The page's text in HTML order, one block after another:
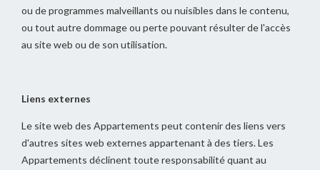
ou de programmes malveillants ou nuisibles dans le contenu,
ou tout autre dommage ou perte pouvant résulter de l'accès
au site web ou de son utilisation.
Liens externes
Le site web des Appartements peut contenir des liens vers
d'autres sites web externes appartenant à des tiers. Les
Appartements déclinent toute responsabilité quant au